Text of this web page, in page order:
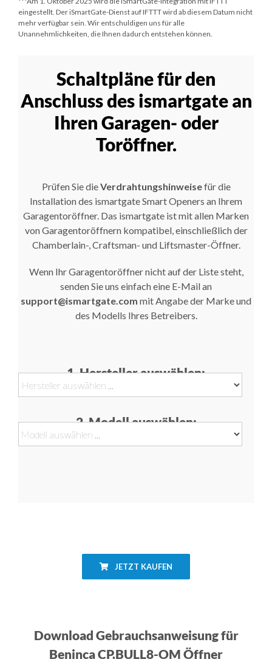
eingestellt. Der iSmartGate-Dienst auf IFTTT wird ab diesem Datum nicht
mehr verfügbar sein. Wir entschuldigen uns für alle
Unannehmlichkeiten, die Ihnen dadurch entstehen können.
Schaltpläne für den
Anschluss des ismartgate an
Ihren Garagen- oder
Toröffner.
Prüfen Sie dieVerdrahtungshinweisefür die
Installation des ismartgate Smart Openers an Ihrem
Garagentoröffner. Das ismartgate ist mit allen Marken
von Garagentoröffnern kompatibel, einschließlich der
Chamberlain-, Craftsman- und Liftsmaster-Öffner.
Wenn Ihr Garagentoröffner nicht auf der Liste steht,
senden Sie uns einfach eine E-Mail an
support@ismartgate.com mit Angabe der Marke und
des Modells Ihres Betreibers.
1. Hersteller auswählen:
2. Modell auswählen:
JETZT KAUFEN
Download Gebrauchsanweisung für
Beninca CP.BULL8-OM Öffner